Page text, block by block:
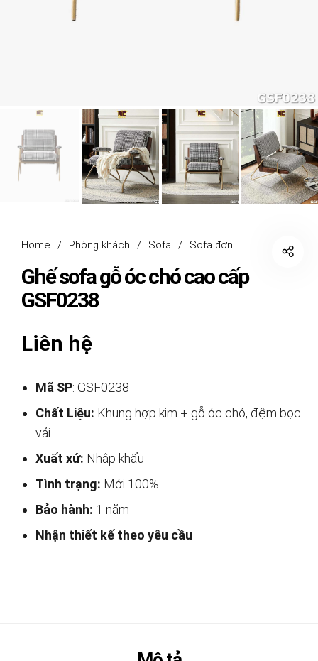
Home / Phòng khách / Sofa / Sofa đơn
Ghế sofa gỗ óc chó cao cấp
GSF0238
Liên hệ
Mã SP: GSF0238
Chất Liệu: Khung hợp kim + gỗ óc chó, đệm bọc
vải
Xuất xứ: Nhập khẩu
Tình trạng: Mới 100%
Bảo hành: 1 năm
Nhận thiết kế theo yêu cầu